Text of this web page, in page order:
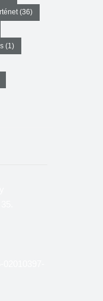
(36)
(1)